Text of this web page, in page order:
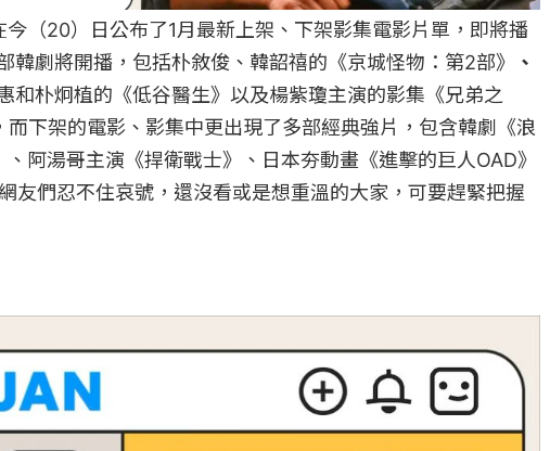
（20）日公布了1月最新上架、下架影集電影片單，即將播
韓劇將開播，包括朴敘俊、韓韶禧的《京城怪物：第2部》
、
和朴炯植的《低谷醫生》以及楊紫瓊主演的影集《兄弟之
下架的電影、影集中更出現了多部經典強片，包含韓劇《浪
阿湯哥主演《捍衛戰士》、日本夯動畫《進擊的巨人OAD》
友們忍不住哀號，還沒看或是想重溫的大家，可要趕緊把握